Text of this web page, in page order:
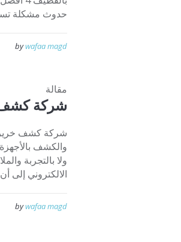
حدوث مشكلة تسربات المياه 7
bywafaa magd
مقالة
شركة كشف
شركة كشف خرير
والكشف
ولا بالتجربة
الالكتروني إلى
bywafaa magd